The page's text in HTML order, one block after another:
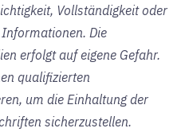
Vollständigkeit oder
Die
erfolgt auf eigene Gefahr.
qualifizierten
um die Einhaltung der
sicherzustellen.